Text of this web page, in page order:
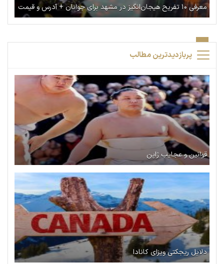
معرفی ۱۰ تفریح هیجان‌انگیز در مشهد برای جوانان + آدرس و قیمت
پربازدیدترین مطالب
قوانین و عجایب ژاپن
دلایل ریجکتی ویزای کانادا